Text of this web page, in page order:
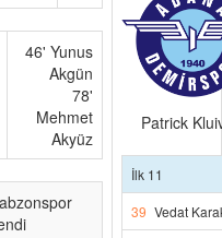
46' Yunus
Akgün
78'
Mehmet
Akyüz
Patrick
İlk 11
39 Vedat